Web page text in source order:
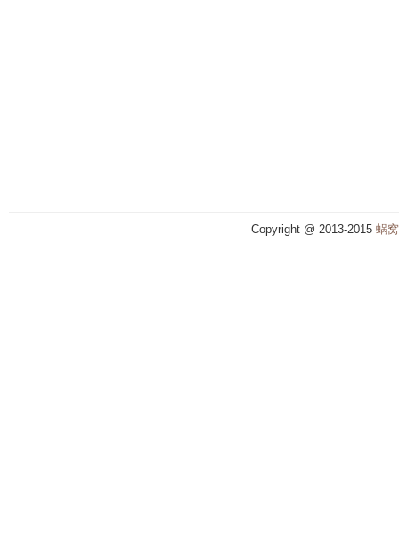
Copyright @ 2013-2015 蜗